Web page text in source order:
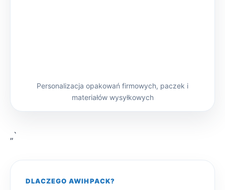
Personalizacja opakowań firmowych, paczek i
materiałów wysyłkowych
„`
DLACZEGO AWIHPACK?